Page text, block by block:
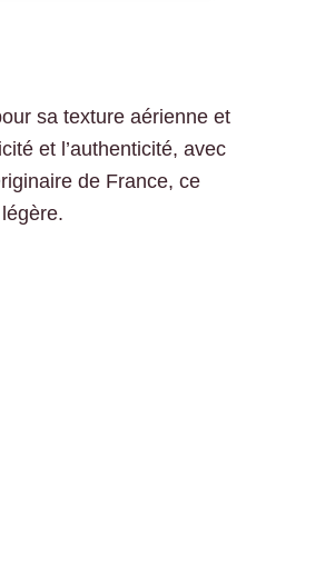
sa texture aérienne et
et l’authenticité, avec
de France, ce